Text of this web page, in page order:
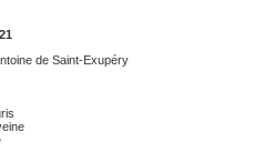
de Saint-Exupéry